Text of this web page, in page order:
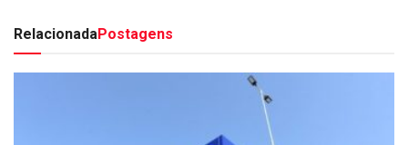
RelacionadaPostagens